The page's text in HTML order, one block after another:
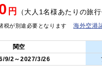
円 （大人1名様あたりの旅行
税が別途必要となります 海外空港
関空
9/2～2027/3/26